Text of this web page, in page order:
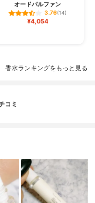
オードパルファン
3.76(14)
¥4,054
香水ランキングをもっと見る
コミ